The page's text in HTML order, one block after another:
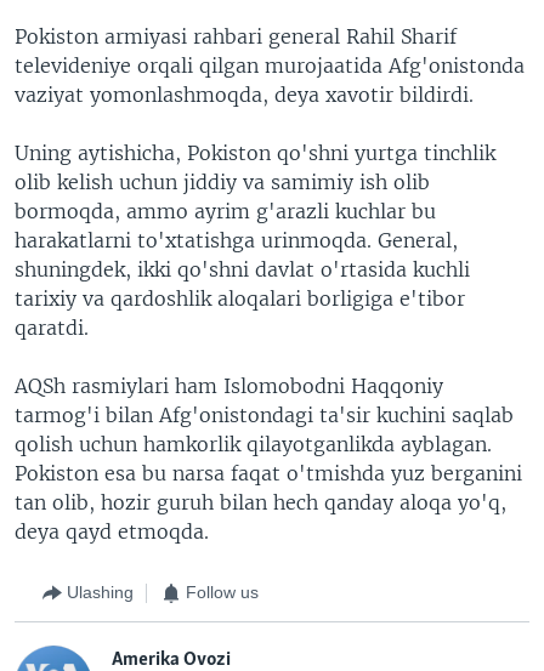
Pokiston armiyasi rahbari general Rahil Sharif
televideniye orqali qilgan murojaatida Afg'onistonda
vaziyat yomonlashmoqda, deya xavotir bildirdi.
Uning aytishicha, Pokiston qo'shni yurtga tinchlik
olib kelish uchun jiddiy va samimiy ish olib
bormoqda, ammo ayrim g'arazli kuchlar bu
harakatlarni to'xtatishga urinmoqda. General,
shuningdek, ikki qo'shni davlat o'rtasida kuchli
tarixiy va qardoshlik aloqalari borligiga e'tibor
qaratdi.
AQSh rasmiylari ham Islomobodni Haqqoniy
tarmog'i bilan Afg'onistondagi ta'sir kuchini saqlab
qolish uchun hamkorlik qilayotganlikda ayblagan.
Pokiston esa bu narsa faqat o'tmishda yuz berganini
tan olib, hozir guruh bilan hech qanday aloqa yo'q,
deya qayd etmoqda.
Ulashing Follow us
Amerika Ovozi